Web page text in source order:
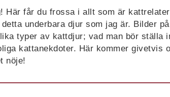
Här får du frossa i allt som är
underbara djur som jag är. Bilder
typer av kattdjur; vad man bör ställa
kattanekdoter. Här kommer givetvis
nöje!